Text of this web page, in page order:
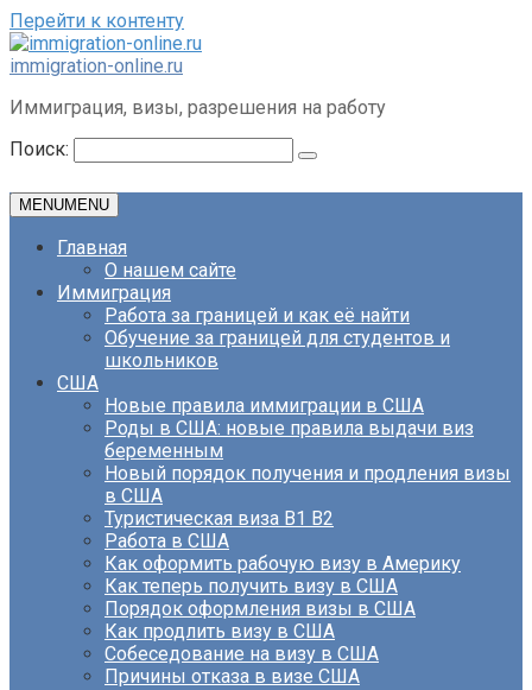
Перейти к контенту
immigration-online.ru
Иммиграция, визы, разрешения на работу
Поиск:
MENUMENU
Главная
О нашем сайте
Иммиграция
Работа за границей и как её найти
Обучение за границей для студентов и
школьников
США
Новые правила иммиграции в США
Роды в США: новые правила выдачи виз
беременным
Новый порядок получения и продления визы
в США
Туристическая виза B1 B2
Работа в США
Как оформить рабочую визу в Америку
Как теперь получить визу в США
Порядок оформления визы в США
Как продлить визу в США
Собеседование на визу в США
Причины отказа в визе США